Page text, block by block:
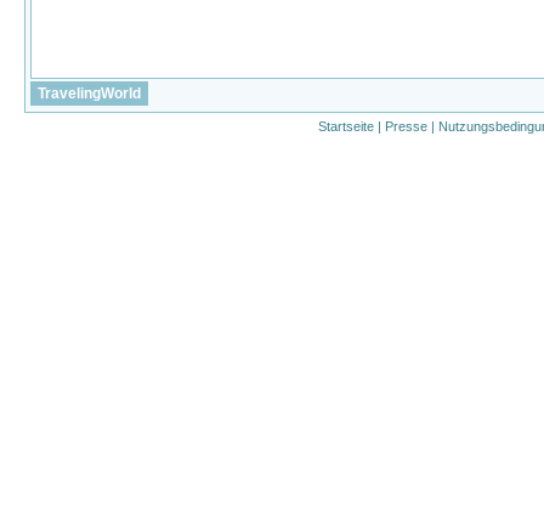
TravelingWorld
Startseite | Presse |